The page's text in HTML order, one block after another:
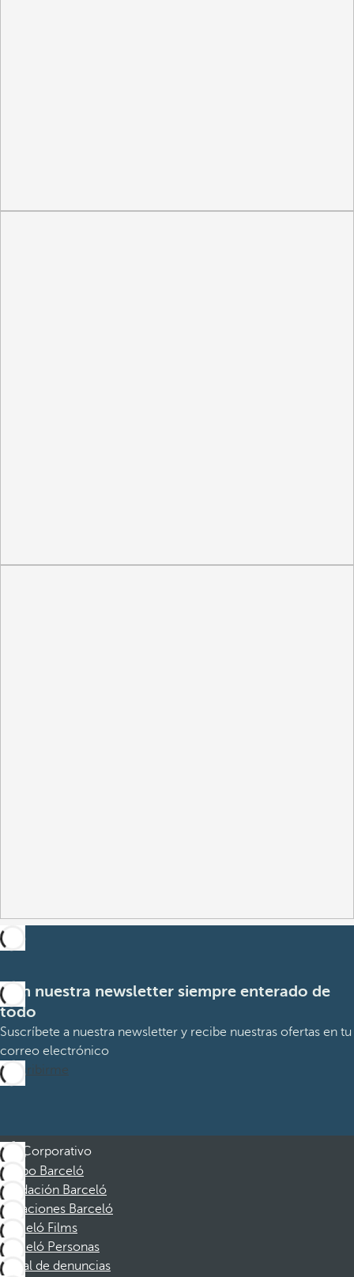
Con nuestra newsletter siempre enterado de
todo
Suscríbete a nuestra newsletter y recibe nuestras ofertas en tu
correo electrónico
Suscribirme
Corporativo
Grupo Barceló
Fundación Barceló
Vacaciones Barceló
Barceló Films
Barceló Personas
Canal de denuncias